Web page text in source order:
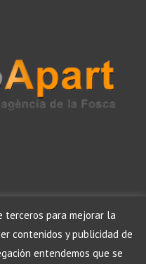
terceros para mejorar la
contenidos y publicidad de
entendemos que se